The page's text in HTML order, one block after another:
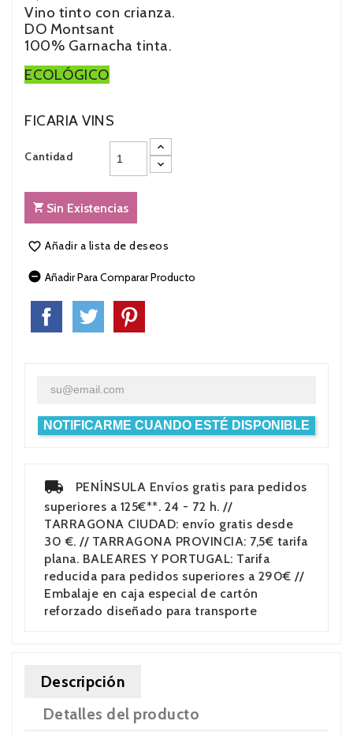
Vino tinto con crianza.
DO Montsant
100% Garnacha tinta.
ECOLÓGICO
FICARIA VINS
Cantidad
Sin Existencias
 Añadir a lista de deseos
 Añadir Para Comparar Producto
NOTIFICARME CUANDO ESTÉ DISPONIBLE
PENÍNSULA Envíos gratis para pedidos
superiores a 125€**. 24 - 72 h. //
TARRAGONA CIUDAD: envío gratis desde
30 €. // TARRAGONA PROVINCIA: 7,5€ tarifa
plana. BALEARES Y PORTUGAL: Tarifa
reducida para pedidos superiores a 290€ //
Embalaje en caja especial de cartón
reforzado diseñado para transporte
Descripción
Detalles del producto